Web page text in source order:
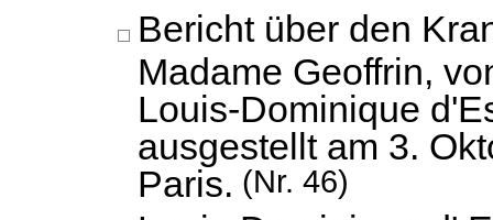
Bericht über den
Madame Geoffrin,
Louis-Dominique
ausgestellt am 3.
Paris. (Nr. 46)